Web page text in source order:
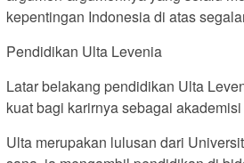
kepentingan Indonesia di atas
Pendidikan Ulta Levenia
Latar belakang pendidikan Ulta
kuat bagi karirnya sebagai
Ulta merupakan lulusan dari